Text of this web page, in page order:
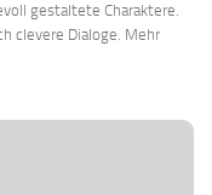
gestaltete Charaktere.
clevere Dialoge. Mehr